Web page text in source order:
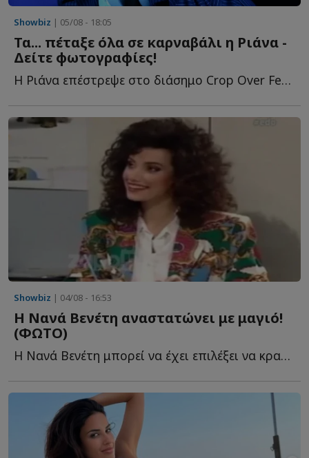
Showbiz | 05/08 - 18:05
Τα... πέταξε όλα σε καρναβάλι η Ριάνα -
Δείτε φωτογραφίες!
Η Ριάνα επέστρεψε στο διάσημο Crop Over Festival στα Μπαρμπάντος κ...
Showbiz | 04/08 - 16:53
Η Νανά Βενέτη αναστατώνει με μαγιό!
(ΦΩΤΟ)
Η Νανά Βενέτη μπορεί να έχει επιλέξει να κρατά χαμηλό π...